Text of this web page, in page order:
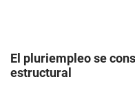
El pluriempleo se
estructural